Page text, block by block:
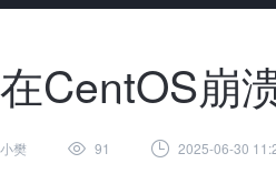
CentOS崩
小樊 91 2025-06-30